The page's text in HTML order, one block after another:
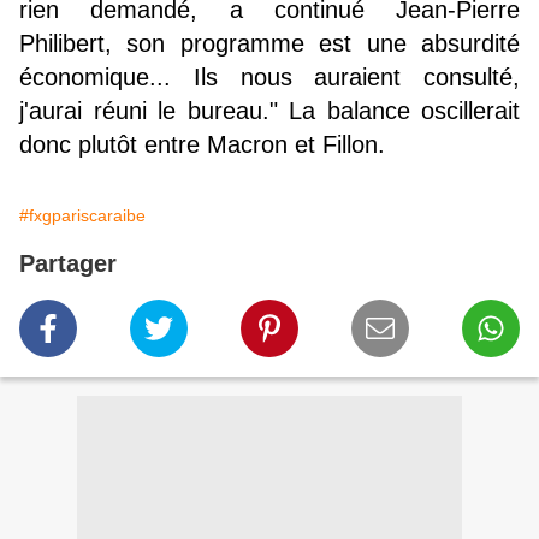
rien demandé, a continué Jean-Pierre
Philibert, son programme est une absurdité
économique... Ils nous auraient consulté,
j'aurai réuni le bureau." La balance oscillerait
donc plutôt entre Macron et Fillon.
#fxgpariscaraibe
Partager